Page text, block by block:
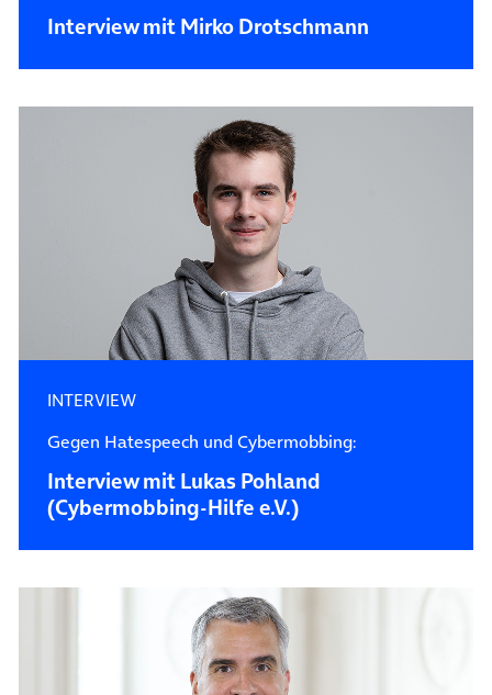
Interview mit Mirko Drotschmann
INTERVIEW
Gegen Hatespeech und Cybermobbing:
Interview mit Lukas Pohland
(Cybermobbing-Hilfe e.V.)